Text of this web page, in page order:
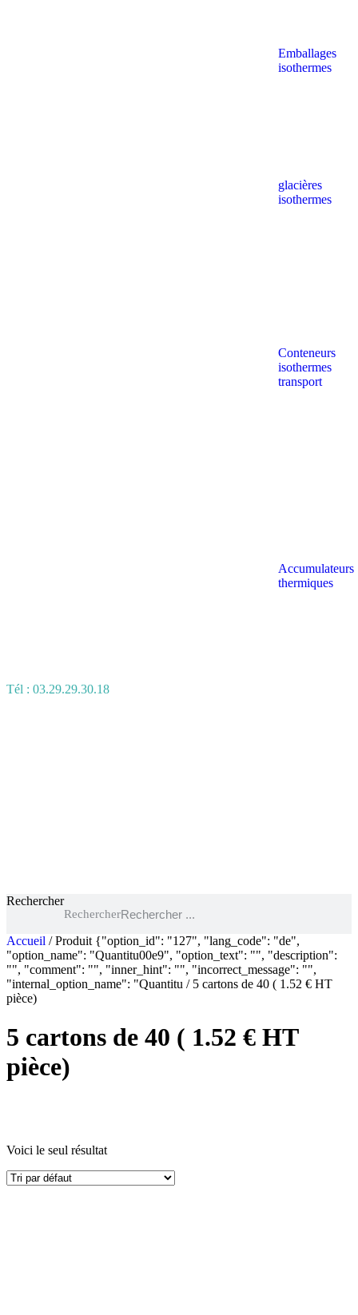
Emballages
isothermes
glacières
isothermes
Conteneurs
isothermes
transport
Accumulateurs
thermiques
Tél : 03.29.29.30.18
Rechercher
Rechercher
Accueil / Produit {"option_id": "127", "lang_code": "de",
"option_name": "Quantitu00e9", "option_text": "", "description":
"", "comment": "", "inner_hint": "", "incorrect_message": "",
"internal_option_name": "Quantitu / 5 cartons de 40 ( 1.52 € HT
pièce)
5 cartons de 40 ( 1.52 € HT
pièce)
Voici le seul résultat